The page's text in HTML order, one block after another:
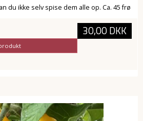
du ikke selv spise dem alle op. Ca. 45 frø
30,00 DKK